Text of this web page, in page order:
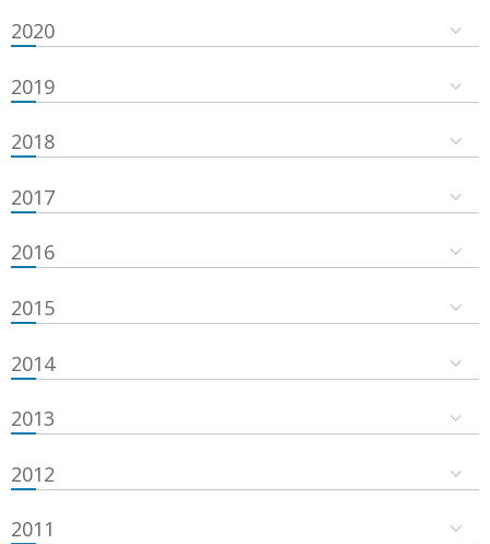
2020
2019
2018
2017
2016
2015
2014
2013
2012
2011